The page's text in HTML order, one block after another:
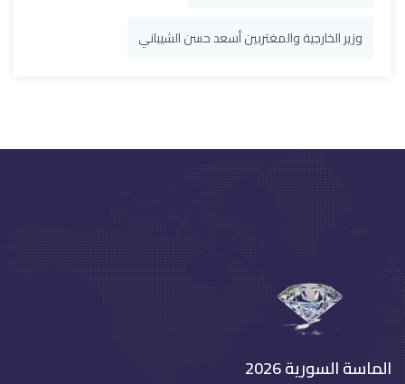
وزير الخارجية والمغتربين أسعد حسن الشيباني
الماسة السورية 2026